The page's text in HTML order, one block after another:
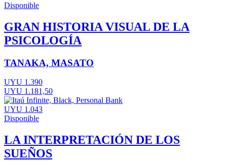
Disponible
GRAN HISTORIA VISUAL DE LA
PSICOLOGÍA
TANAKA, MASATO
UYU 1.390
UYU 1.181,50
UYU 1.043
Disponible
LA INTERPRETACIÓN DE LOS
SUEÑOS